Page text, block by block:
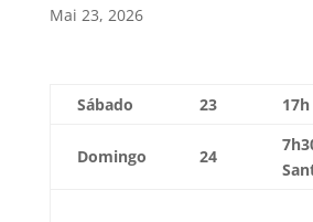
Mai 23, 2026
Sábado 23 17h
Domingo 24